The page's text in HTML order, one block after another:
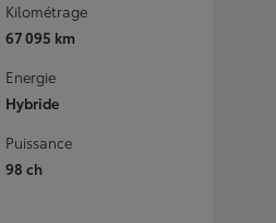
Kilométrage
67 095 km
Energie
Hybride
Puissance
98 ch